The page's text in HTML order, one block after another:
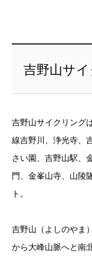
吉野山サ
吉野山サイクリング
線吉野川、浄光寺、
さい園、吉野山駅、
門、金峯山寺、山陵
ト。
吉野山（よしのやま
から大峰山脈へと南